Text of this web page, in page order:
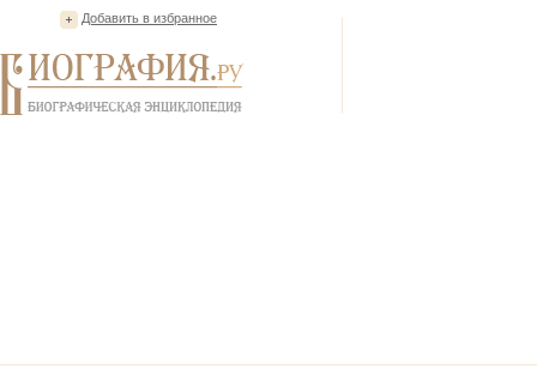
Добавить в избранное